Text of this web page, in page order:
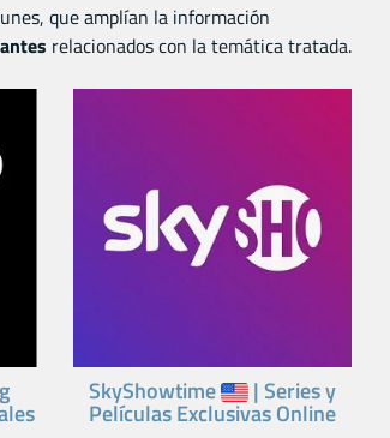
que amplían la información
relacionados con la temática tratada.
SkyShowtime | Series y
Películas Exclusivas Online